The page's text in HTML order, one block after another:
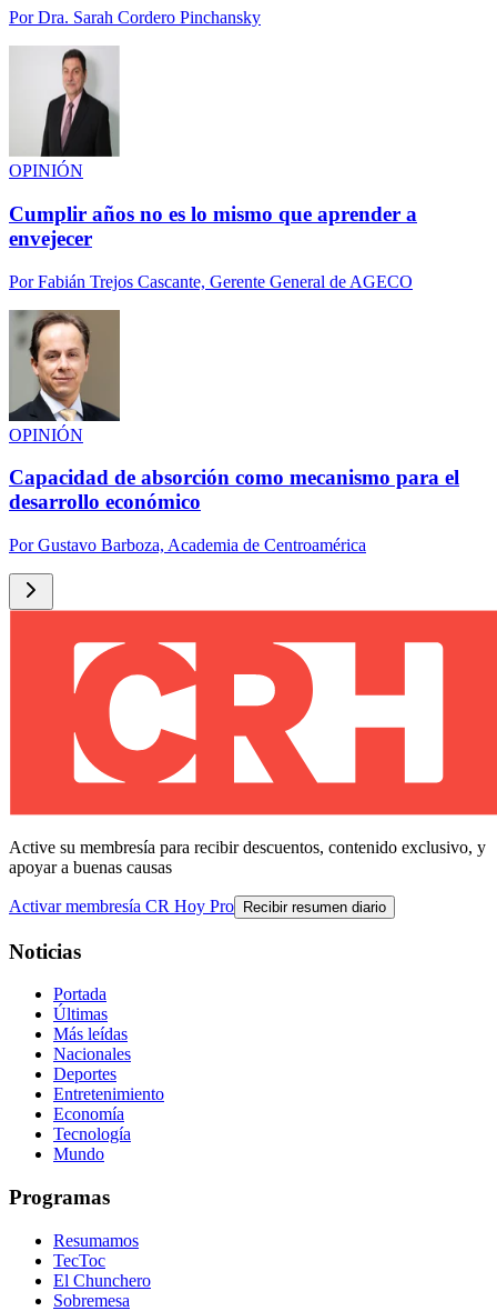
PorDra. Sarah Cordero Pinchansky
OPINIÓN
Cumplir años no es lo mismo que aprender a
envejecer
PorFabián Trejos Cascante, Gerente General de AGECO
OPINIÓN
Capacidad de absorción como mecanismo para el
desarrollo económico
PorGustavo Barboza, Academia de Centroamérica
Active su membresía para recibir descuentos, contenido exclusivo, y
apoyar a buenas causas
Activar membresía CR Hoy Pro Recibir resumen diario
Noticias
Portada
Últimas
Más leídas
Nacionales
Deportes
Entretenimiento
Economía
Tecnología
Mundo
Programas
Resumamos
TecToc
El Chunchero
Sobremesa